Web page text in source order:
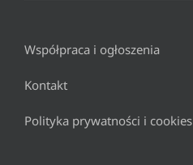
Współpraca i ogłoszenia
Kontakt
Polityka prywatności i cookies